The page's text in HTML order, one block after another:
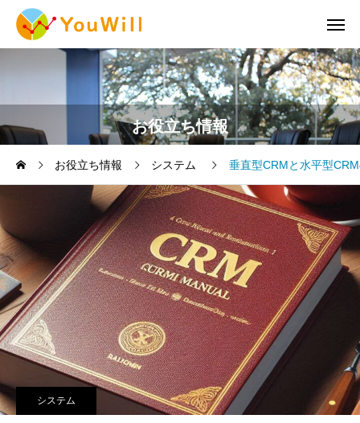
お役立ち情報
お役立ち情報 システム 垂直型CRMと水平型
システム